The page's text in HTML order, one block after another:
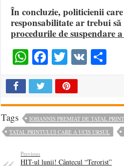
În concluzie, politicienii
responsabilitate ar trebui să
procedurile de suspendare
WhatsApp
Facebook
Twitter
VK
Tags
IOHANNIS PREMIAT DE TATAL
TATAL PRINTULUI CARE A UCIS URSUL
Previous
HIT-ul lunii! Cântecul “Terorist”